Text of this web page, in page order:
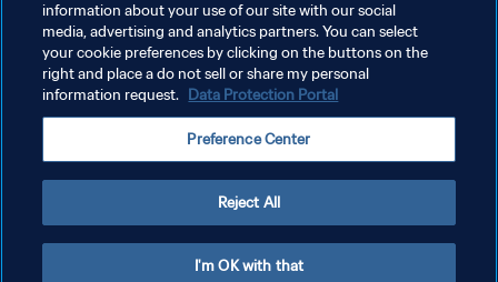
POLÍTICA DE PRIVACIDAD
AJUSTAR LA CONFIGURACIÓN DE LAS COOKIES
Copyright © 1994 - 2026 FIFA. Todos los derechos reservados.
information about your use of our site with our social
media, advertising and analytics partners. You can select
your cookie preferences by clicking on the buttons on the
right and place a do not sell or share my personal
information request. Data Protection Portal
Preference Center
Reject All
I'm OK with that